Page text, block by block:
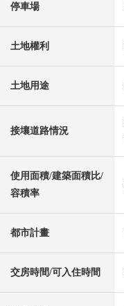
停車場
土地權利
土地用途
接壤道路情況
使用面積/建築面積比/
容積率
都市計畫
交房時間/可入住時間